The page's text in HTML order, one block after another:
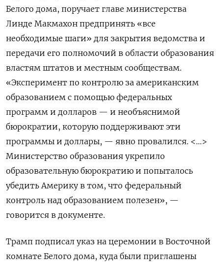
Белого дома, поручает главе министерства
Линде Макмахон предпринять «все
необходимые шаги» для закрытия ведомства и
передачи его полномочий в области образования
властям штатов и местным сообществам.
«Эксперимент по контролю за американским
образованием с помощью федеральных
программ и долларов — и необъяснимой
бюрократии, которую поддерживают эти
программы и доллары, — явно провалился. <...>
Министерство образования укрепило
образовательную бюрократию и попыталось
убедить Америку в том, что федеральный
контроль над образованием полезен», —
говорится в документе.
Трамп подписал указ на церемонии в Восточной
комнате Белого дома, куда были приглашены